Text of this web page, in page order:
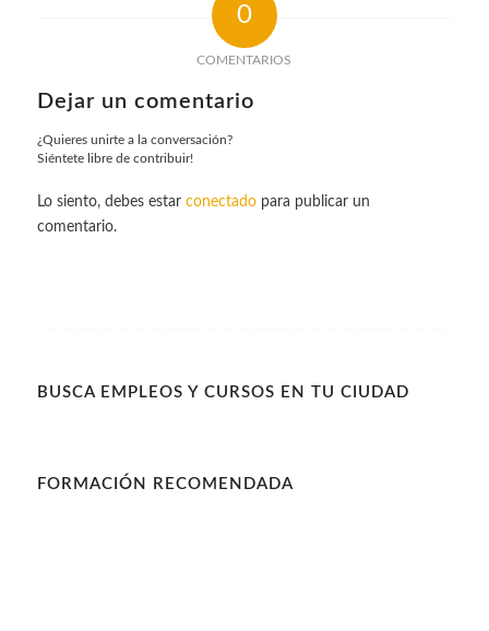
0
COMENTARIOS
Dejar un comentario
¿Quieres unirte a la conversación?
Siéntete libre de contribuir!
Lo siento, debes estar conectadopara publicar un
comentario.
BUSCA EMPLEOS Y CURSOS EN TU CIUDAD
FORMACIÓN RECOMENDADA